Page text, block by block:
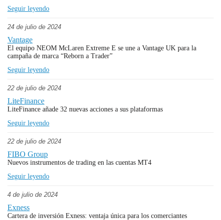
Seguir leyendo
24 de julio de 2024
Vantage
El equipo NEOM McLaren Extreme E se une a Vantage UK para la
campaña de marca “Reborn a Trader”
Seguir leyendo
22 de julio de 2024
LiteFinance
LiteFinance añade 32 nuevas acciones a sus plataformas
Seguir leyendo
22 de julio de 2024
FIBO Group
Nuevos instrumentos de trading en las cuentas MT4
Seguir leyendo
4 de julio de 2024
Exness
Cartera de inversión Exness: ventaja única para los comerciantes